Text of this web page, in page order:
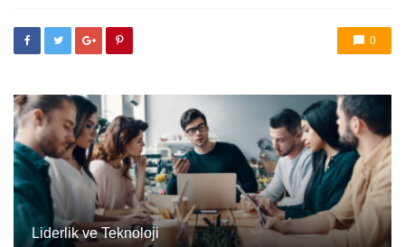
0
Liderlik ve Teknoloji